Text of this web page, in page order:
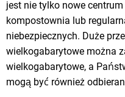
jest nie tylko nowe
kompostownia lub
niebezpiecznych. Duże
wielkogabarytowe można
wielkogabarytowe, a
mogą być również